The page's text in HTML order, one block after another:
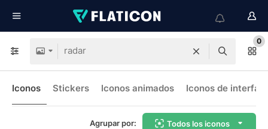
0
Iconos Stickers Iconos animados Iconos de interfaz
Agrupar por: Todos los iconos